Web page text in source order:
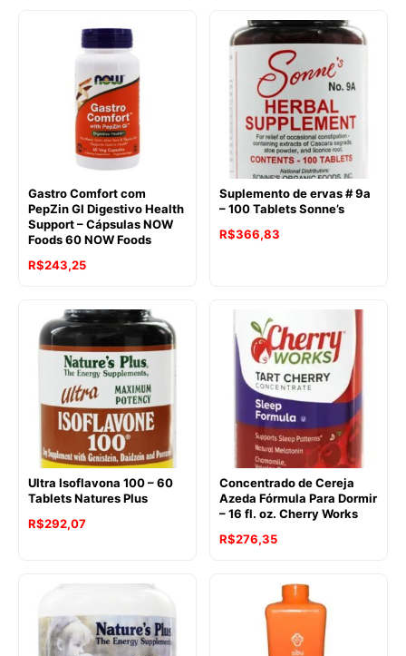
Gastro Comfort com
PepZin GI Digestivo Health
Support – Cápsulas NOW
Foods 60 NOW Foods
R$243,25
Suplemento de ervas # 9a
– 100 Tablets Sonne’s
R$366,83
Ultra Isoflavona 100 – 60
Tablets Natures Plus
R$292,07
Concentrado de Cereja
Azeda Fórmula Para Dormir
– 16 fl. oz. Cherry Works
R$276,35